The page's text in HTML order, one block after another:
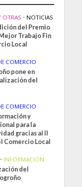
OTRAS • NOTICIAS
del Premio
Trabajo Fin
Local
COMERCIO
pone en
del
COMERCIO
y
para la
gracias al II
Comercio Local
• INFORMACIÓN
del